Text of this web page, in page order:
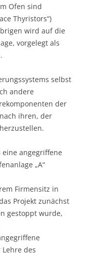
Ofen sind
Thyristors“)
wird auf die
vorgelegt als
selbst
andere
der
ihren, der
eine angegriffene
„A“
Firmensitz in
Projekt zunächst
gestoppt wurde,
des